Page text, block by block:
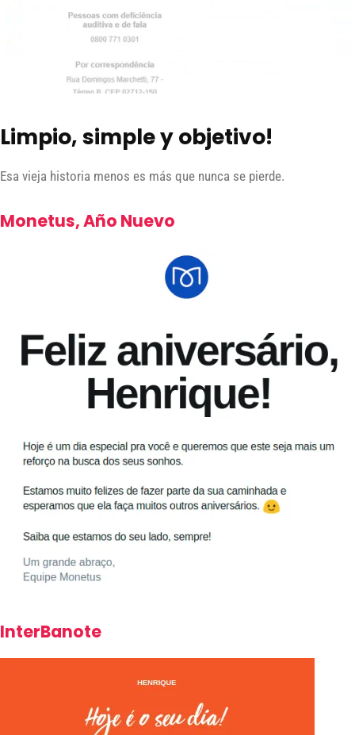
Limpio, simple y objetivo!
Esa vieja historia menos es más que nunca se pierde.
Monetus, Año Nuevo
InterBanote